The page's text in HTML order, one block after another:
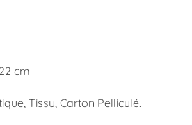
cm
Tissu, Carton Pelliculé.